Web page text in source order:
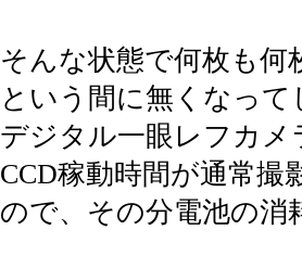
そんな状態で何枚も
という間に無くなっ
デジタル一眼レフカ
CCD稼動時間が通常
ので、その分電池の消